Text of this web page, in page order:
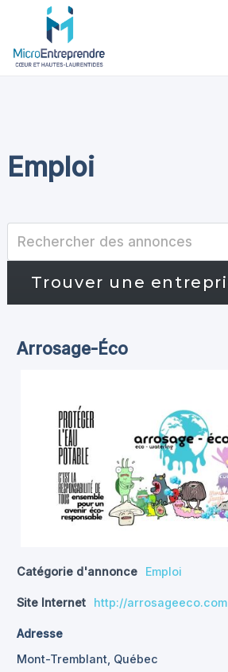
Emploi
Arrosage-Éco
Catégorie d'annonce Emploi
Site Internet http://arrosageeco.com
Adresse
Mont-Tremblant, Québec